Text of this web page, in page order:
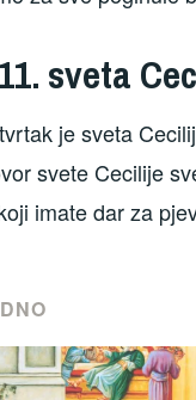
sveta
je sveta
svete Cecilije
imate dar za